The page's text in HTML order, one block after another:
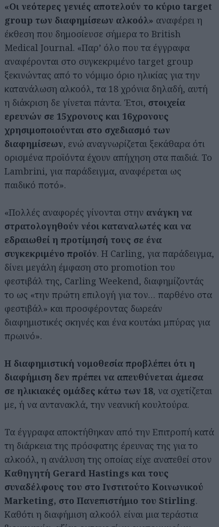
«Οι νεότερες γενιές αποτελούν το κύριο target
group των διαφημίσεων αλκοόλ» αναφέρει η
έκθεση που δημοσίευσε σήμερα το British
Medical Journal. «Παρ’ όλο που τα έγγραφα
αναφέρονται στο συγκεκριμένο target group
ξεκινώντας από το νόμιμο όριο ηλικίας για την
κατανάλωση αλκοόλ, τα 18 χρόνια δηλαδή, αυτή
η διάκριση δε γίνεται πάντα. Έτσι, στοιχεία
ερευνών σε 15χρονους και 16χρονους
χρησιμοποιούνται στο σχεδιασμό των
διαφημίσεων, ενώ αναγνωρίζεται ξεκάθαρα ότι
ορισμένα προϊόντα έχουν απήχηση στα παιδιά. Το
Lambrini, για παράδειγμα, αναφέρεται ως
παιδικό ποτό».
«Πολλές αναφορές γίνονται στην ανάγκη να
στρατολογηθούν νέοι καταναλωτές και να
εδραιωθεί η προτίμησή τους σε ένα
συγκεκριμένο προϊόν. Η Carling, για παράδειγμα,
δίνει μεγάλη έμφαση στο promotion του
φεστιβάλ της, Carling Weekend, διαφημίζοντάς
το ως «την πρώτη επιλογή για τον… παρθένο στα
φεστιβάλ» και προσφέροντας δωρεάν
διαφημιστικές σκηνές και ένα κουτάκι μπύρας για
πρωινό».
Η διαφημιστική νομοθεσία προβλέπει ότι η
διαφήμιση δεν πρέπει να απευθύνεται άμεσα
σε ηλικιακές ομάδες κάτω των 18, να σχετίζεται
με, ή να αντανακλά, την νεανική κουλτούρα.
Τα έγγραφα αποκτήθηκαν από την Επιτροπή κατά
τη διάρκεια της πρόσφατης έρευνας της για το
αλκοόλ, η ανάλυση της οποίας είχε ανατεθεί στον
Καθηγητή Gerard Hastings και τους
συναδέλφους του στο Ινστιτούτο Κοινωνικού
Marketing, στο Πανεπιστήμιο του Stirling.
Καθότι η διαφήμιση αλκοόλ είναι μια τεράστια